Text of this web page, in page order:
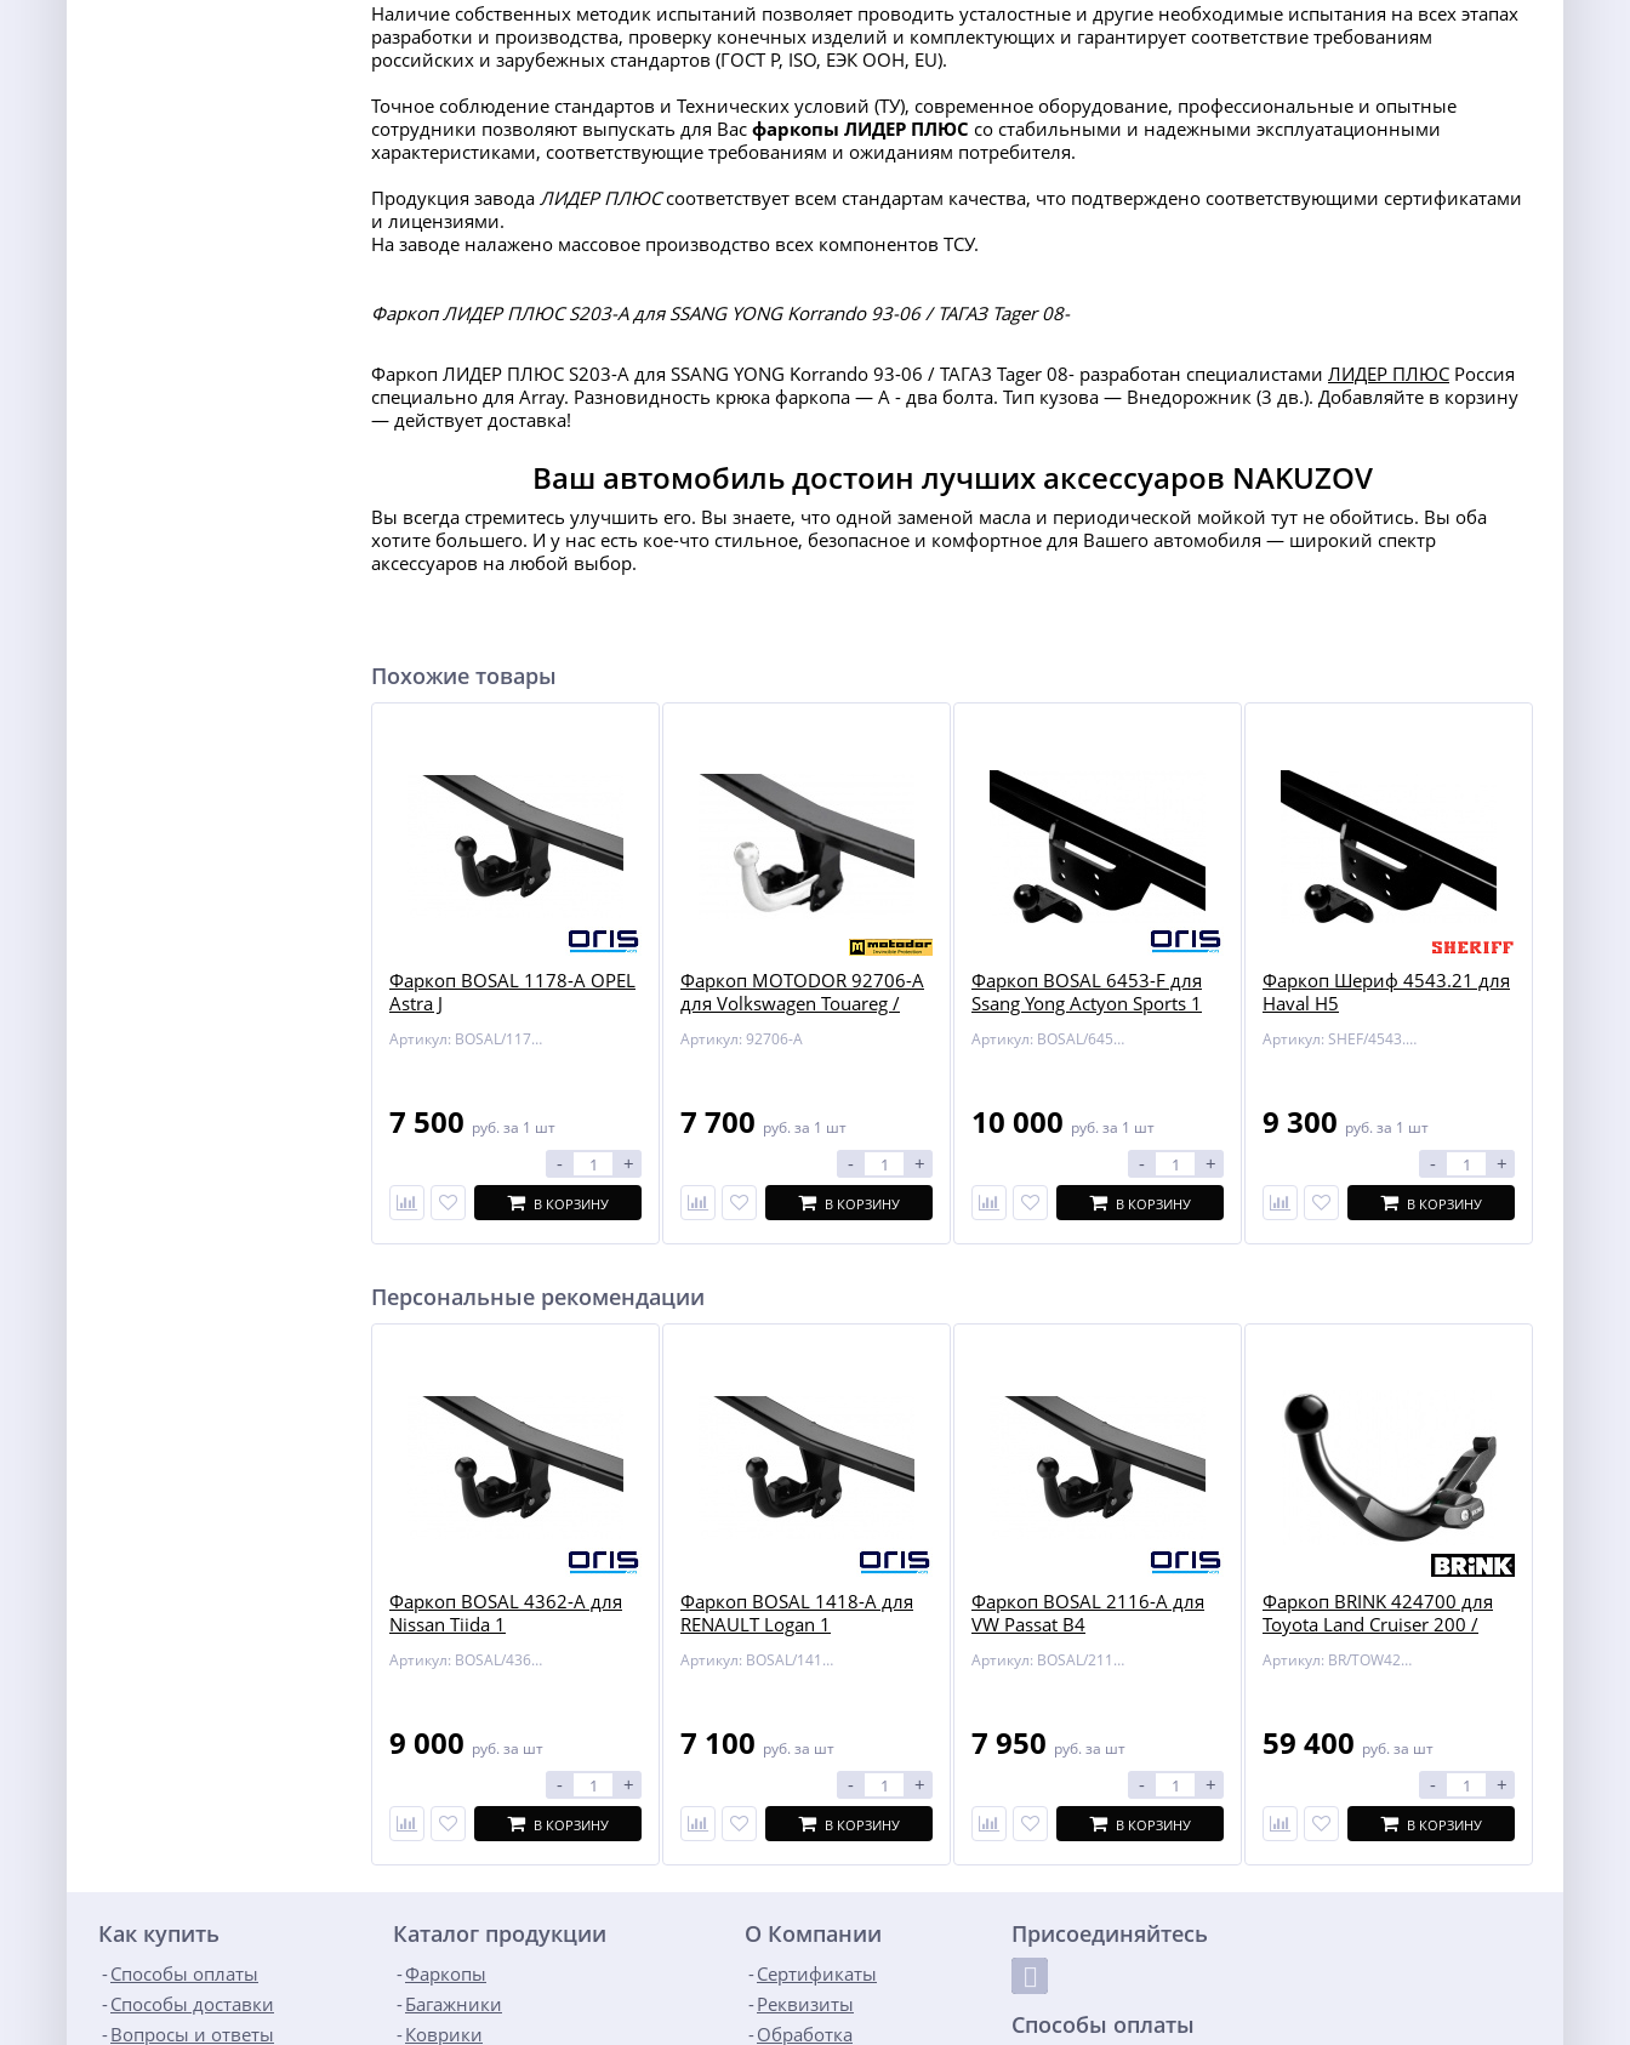
Наличие собственных методик испытаний позволяет проводить усталостные и другие необходимые испытания на всех этапах
разработки и производства, проверку конечных изделий и комплектующих и гарантирует соответствие требованиям
российских и зарубежных стандартов (ГОСТ Р, ISO, ЕЭК ООН, EU).
Точное соблюдение стандартов и Технических условий (ТУ), современное оборудование, профессиональные и опытные
сотрудники позволяют выпускать для Вас фаркопы ЛИДЕР ПЛЮС со стабильными и надежными эксплуатационными
характеристиками, соответствующие требованиям и ожиданиям потребителя.
Продукция завода ЛИДЕР ПЛЮСсоответствует всем стандартам качества, что подтверждено соответствующими сертификатами
и лицензиями.
На заводе налажено массовое производство всех компонентов ТСУ.
Фаркоп ЛИДЕР ПЛЮС S203-A для SSANG YONG Korrando 93-06 / ТАГАЗ Tager 08-
Фаркоп ЛИДЕР ПЛЮС S203-A для SSANG YONG Korrando 93-06 / ТАГАЗ Tager 08- разработан специалистами ЛИДЕР ПЛЮС Россия
специально для Array. Разновидность крюка фаркопа — А - два болта. Тип кузова — Внедорожник (3 дв.). Добавляйте в корзину
— действует доставка!
Ваш автомобиль достоин лучших аксессуаров NAKUZOV
Вы всегда стремитесь улучшить его. Вы знаете, что одной заменой масла и периодической мойкой тут не обойтись. Вы оба
хотите большего. И у нас есть кое-что стильное, безопасное и комфортное для Вашего автомобиля — широкий спектр
аксессуаров на любой выбор.
Похожие товары
Фаркоп BOSAL 1178-A OPEL
Astra J
Артикул: BOSAL/1178-A
7 500 руб. за 1 шт
- +
В КОРЗИНУ
Фаркоп MOTODOR 92706-A
для Volkswagen Touareg /
Артикул: 92706-A
7 700 руб. за 1 шт
- +
В КОРЗИНУ
Фаркоп BOSAL 6453-F для
Ssang Yong Actyon Sports 1
Артикул: BOSAL/6453-F
10 000 руб. за 1 шт
- +
В КОРЗИНУ
Фаркоп Шериф 4543.21 для
Haval H5
Артикул: SHEF/4543.21
9 300 руб. за 1 шт
- +
В КОРЗИНУ
Персональные рекомендации
Фаркоп BOSAL 4362-A для
Nissan Tiida 1
Артикул: BOSAL/4362-A
9 000 руб. за шт
- +
В КОРЗИНУ
Фаркоп BOSAL 1418-A для
RENAULT Logan 1
Артикул: BOSAL/1418-A
7 100 руб. за шт
- +
В КОРЗИНУ
Фаркоп BOSAL 2116-A для
VW Passat B4
Артикул: BOSAL/2116-A
7 950 руб. за шт
- +
В КОРЗИНУ
Фаркоп BRINK 424700 для
Toyota Land Cruiser 200 /
Артикул: BR/TOW424700
59 400 руб. за шт
- +
В КОРЗИНУ
Как купить
Способы оплаты
Способы доставки
Вопросы и ответы
Каталог продукции
Фаркопы
Багажники
Коврики
О Компании
Сертификаты
Реквизиты
Обработка
Присоединяйтесь
Способы оплаты